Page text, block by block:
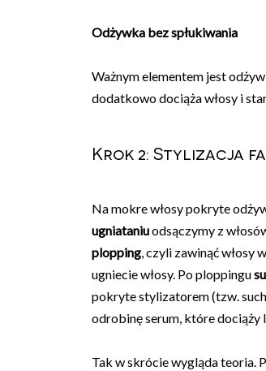
Odżywka bez spłukiwania
Ważnym elementem jest
dodatkowo dociąża włosy i
Krok 2: Stylizacja
Na mokre włosy pokryte
ugniataniuodsączymy z
plopping, czyli zawinąć włosy
ugniecie włosy. Po ploppingu
pokryte stylizatorem (tzw.
odrobinę serum, które
Tak w skrócie wygląda teoria.